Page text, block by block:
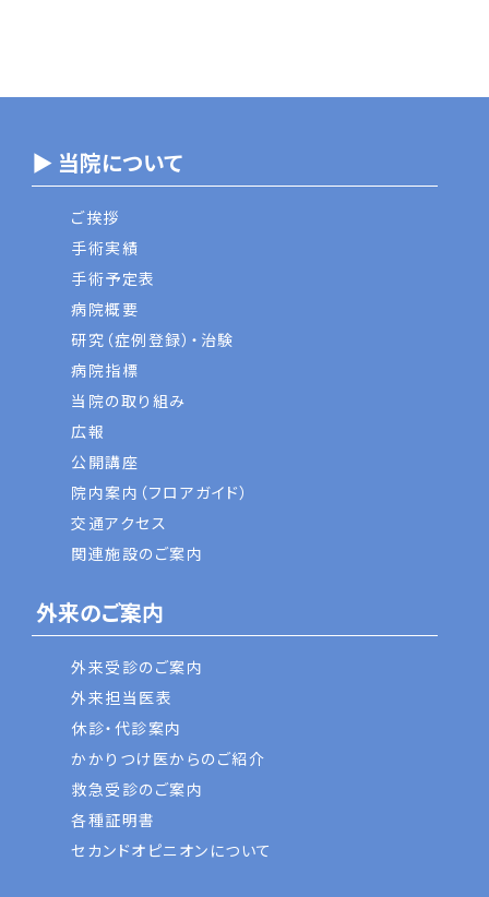
▶ 当院について
ご挨拶
手術実績
手術予定表
病院概要
研究（症例登録）・治験
病院指標
当院の取り組み
広報
公開講座
院内案内（フロアガイド）
交通アクセス
関連施設のご案内
外来のご案内
外来受診のご案内
外来担当医表
休診・代診案内
かかりつけ医からのご紹介
救急受診のご案内
各種証明書
セカンドオピニオンについて